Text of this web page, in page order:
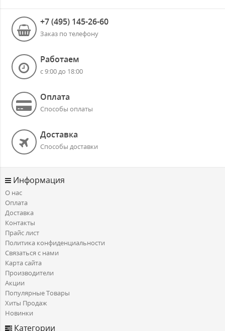
+7 (495) 145-26-60
Заказ по телефону
Работаем
с 9:00 до 18:00
Оплата
Способы оплаты
Доставка
Способы доставки
Информация
О нас
Оплата
Доставка
Контакты
Прайс лист
Политика конфиденциальности
Связаться с нами
Карта сайта
Производители
Акции
Популярные Товары
Хиты Продаж
Новинки
Категории